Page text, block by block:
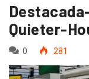
Quieter-
0 281